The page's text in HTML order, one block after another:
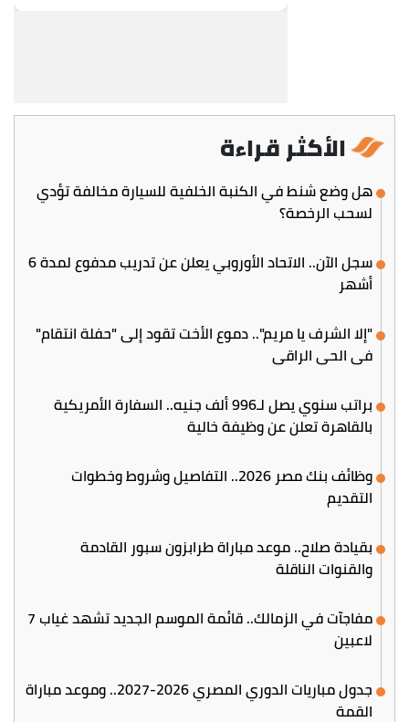
الأكثر قراءة
هل وضع شنط في الكنبة الخلفية للسيارة مخالفة تؤدي
لسحب الرخصة؟
سجل الآن.. الاتحاد الأوروبي يعلن عن تدريب مدفوع لمدة 6
أشهر
"إلا الشرف يا مريم".. دموع الأخت تقود إلى "حفلة انتقام"
في الحي الراقي
براتب سنوي يصل لـ996 ألف جنيه.. السفارة الأمريكية
بالقاهرة تعلن عن وظيفة خالية
وظائف بنك مصر 2026.. التفاصيل وشروط وخطوات
التقديم
بقيادة صلاح.. موعد مباراة طرابزون سبور القادمة
والقنوات الناقلة
مفاجآت في الزمالك.. قائمة الموسم الجديد تشهد غياب 7
لاعبين
جدول مباريات الدوري المصري 2026-2027.. وموعد مباراة
القمة